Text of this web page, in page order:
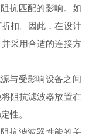
抗匹配的影响。如
扣。因此，在设计
采用合适的连接方
与受影响设备之间
阻抗滤波器放置在
性。
抗滤波器性能的关